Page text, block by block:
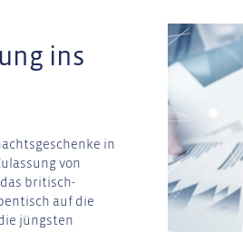
ins
in
von
britisch-
auf die
jüngsten